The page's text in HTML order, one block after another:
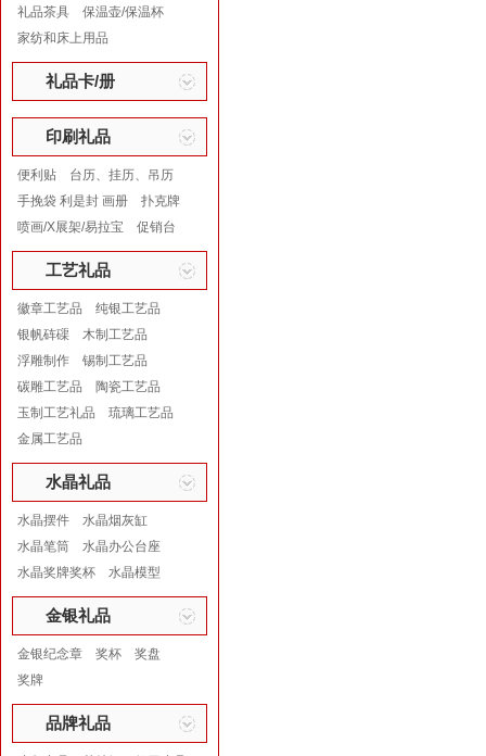
礼品茶具
保温壶/保温杯
家纺和床上用品
礼品卡/册
印刷礼品
便利贴
台历、挂历、吊历
手挽袋 利是封 画册
扑克牌
喷画/X展架/易拉宝
促销台
工艺礼品
徽章工艺品
纯银工艺品
银帆砗磲
木制工艺品
浮雕制作
锡制工艺品
碳雕工艺品
陶瓷工艺品
玉制工艺礼品
琉璃工艺品
金属工艺品
水晶礼品
水晶摆件
水晶烟灰缸
水晶笔筒
水晶办公台座
水晶奖牌奖杯
水晶模型
金银礼品
金银纪念章 奖杯
奖盘
奖牌
品牌礼品